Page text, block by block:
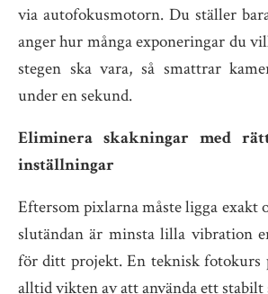
via autofokusmotorn. Du ställer
anger hur många exponeringar du
stegen ska vara, så smattrar
under en sekund.
Eliminera skakningar med
inställningar
Eftersom pixlarna måste ligga exakt
slutändan är minsta lilla vibration
för ditt projekt. En teknisk fotokurs
alltid vikten av att använda ett